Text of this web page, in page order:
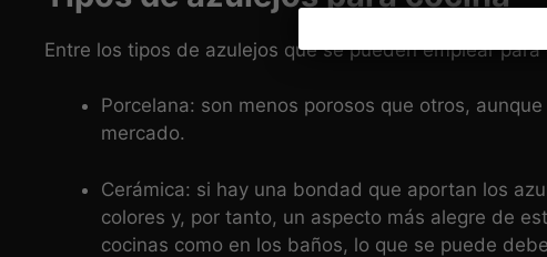
Entre los tipos de azulejos que se pueden emplear
Porcelana: son menos porosos que otros,
mercado.
Cerámica: si hay una bondad que aportan los
colores y, por tanto, un aspecto más alegre de
cocinas como en los baños, lo que se puede